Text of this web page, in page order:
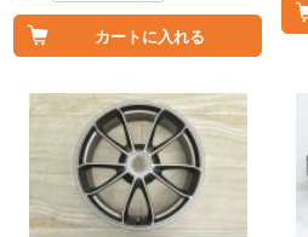
カートに入れる